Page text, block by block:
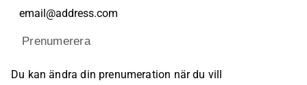
Prenumerera
Du kan ändra din prenumeration när du vill